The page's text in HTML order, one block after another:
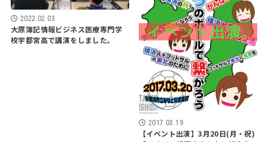
2022.02.03
大原簿記情報ビジネス医療専門学
校宇都宮高で講演をしました。
2017.03.19
【イベント出演】3月20日(月・祝)